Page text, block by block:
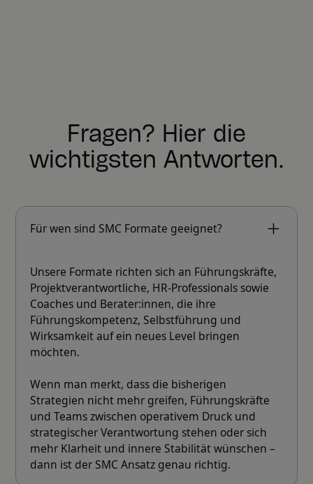
Fragen? Hier die
wichtigsten Antworten.
Für wen sind SMC Formate geeignet?
Unsere Formate richten sich an Führungskräfte,
Projektverantwortliche, HR-Professionals sowie
Coaches und Berater:innen, die ihre
Führungskompetenz, Selbstführung und
Wirksamkeit auf ein neues Level bringen
möchten.
Wenn man merkt, dass die bisherigen
Strategien nicht mehr greifen, Führungskräfte
und Teams zwischen operativem Druck und
strategischer Verantwortung stehen oder sich
mehr Klarheit und innere Stabilität wünschen –
dann ist der SMC Ansatz genau richtig.